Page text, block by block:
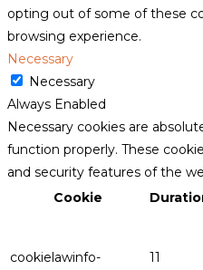
opting out of some of these
browsing experience.
Necessary
Necessary
Always Enabled
Necessary cookies are
function properly. These
and security features of the
Cookie
cookielawinfo-
11